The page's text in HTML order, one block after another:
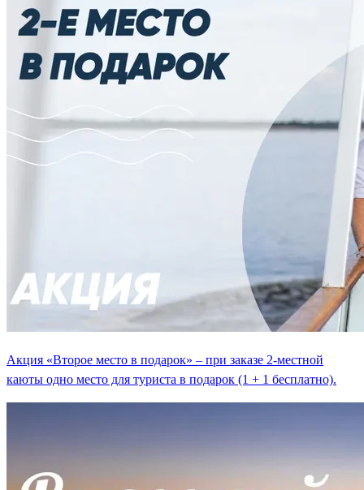
Акция «Второе место в подарок» – при заказе 2-местной
каюты одно место для туриста в подарок (1 + 1 бесплатно).